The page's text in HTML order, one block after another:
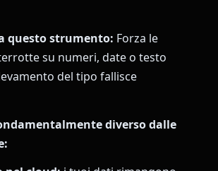
questo strumento: Forza le
su numeri, date o testo
del tipo fallisce
diverso dalle